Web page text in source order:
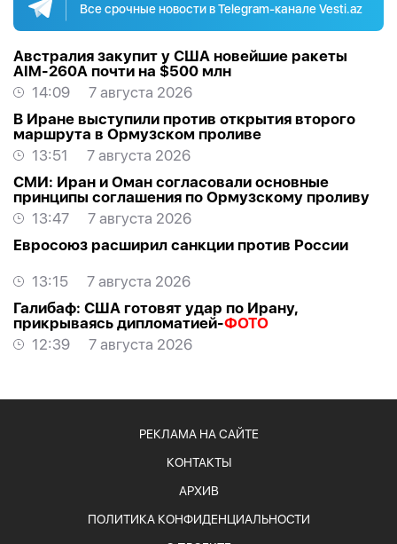
Все срочные новости в Telegram-канале Vesti.az
Австралия закупит у США новейшие ракеты
AIM-260A почти на $500 млн
14:09
7 августа 2026
В Иране выступили против открытия второго
маршрута в Ормузском проливе
13:51
7 августа 2026
СМИ: Иран и Оман согласовали основные
принципы соглашения по Ормузскому проливу
13:47
7 августа 2026
Евросоюз расширил санкции против России
13:15
7 августа 2026
Галибаф: США готовят удар по Ирану,
прикрываясь дипломатией-ФОТО
12:39
7 августа 2026
РЕКЛАМА НА САЙТЕ
КОНТАКТЫ
АРХИВ
ПОЛИТИКА КОНФИДЕНЦИАЛЬНОСТИ